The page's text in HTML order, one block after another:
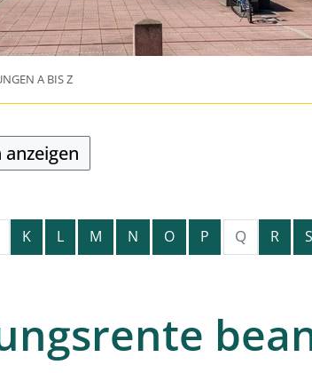
A BIS Z
K L M N O P Q R S